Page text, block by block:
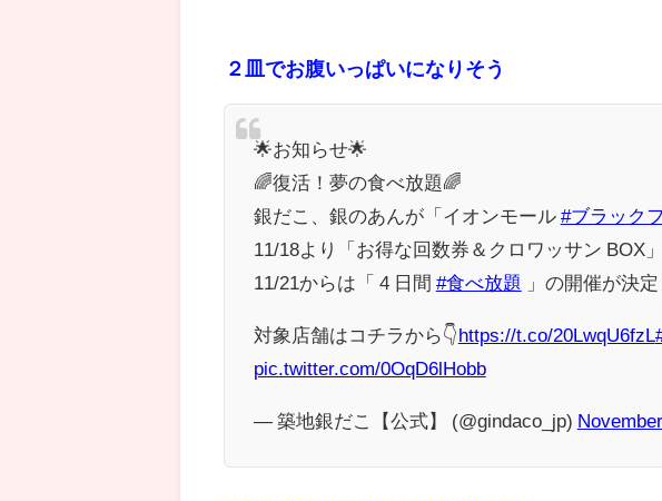
２皿でお腹いっぱいになりそう
🌟お知らせ🌟
🌈復活！夢の食べ放題🌈
銀だこ、銀のあんが「イオンモール #ブラック
11/18より「お得な回数券＆クロワッサン BOX
11/21からは「 4 日間 #食べ放題 」の開催が決
対象店舗はコチラから👇https://t.co/20LwqU6fzL
pic.twitter.com/0OqD6lHobb
— 築地銀だこ【公式】 (@gindaco_jp)